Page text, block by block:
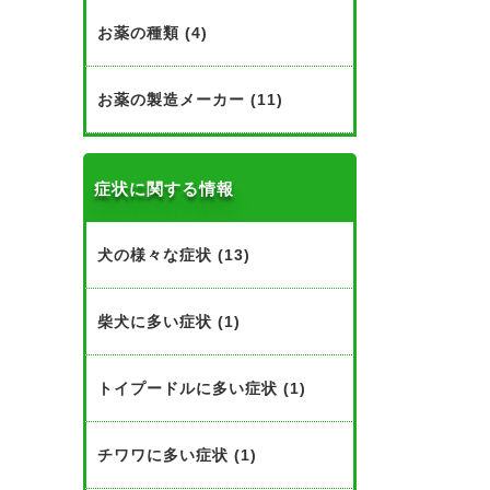
お薬の種類 (4)
お薬の製造メーカー (11)
症状に関する情報
犬の様々な症状 (13)
柴犬に多い症状 (1)
トイプードルに多い症状 (1)
チワワに多い症状 (1)